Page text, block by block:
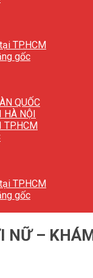
TP.HCM
gốc
QUỐC
NỘI
TP.HCM
gốc
NỮ –